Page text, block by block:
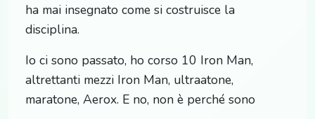
ha mai insegnato come si costruisce la
disciplina.
Io ci sono passato, ho corso 10 Iron Man,
altrettanti mezzi Iron Man, ultraatone,
maratone, Aerox. E no, non è perché sono